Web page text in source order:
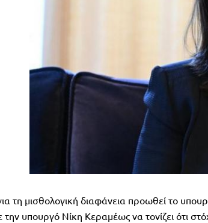
τη μισθολογική διαφάνεια προωθεί το
υπουργό Νίκη Κεραμέως να τονίζει ότι